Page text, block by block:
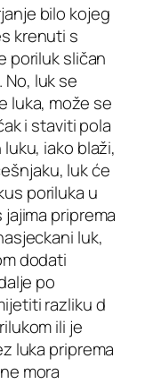
bilo kojeg
krenuti s
poriluk sličan
luk se
luka, može se
i staviti pola
iako blaži,
luk će
poriluka u
priprema
luk,
dodati
po
razliku d
ili je
luka priprema
mora